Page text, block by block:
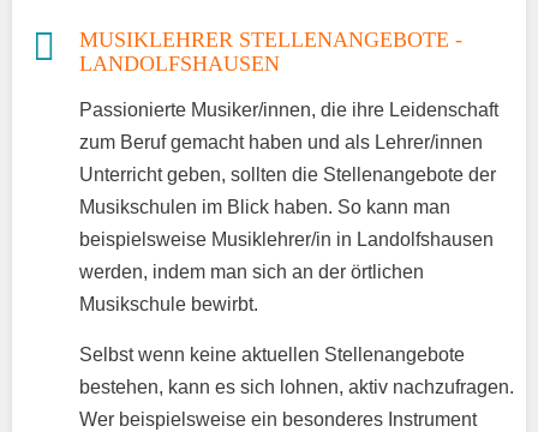
MUSIKLEHRER STELLENANGEBOTE -
LANDOLFSHAUSEN
Passionierte Musiker/innen, die ihre Leidenschaft
zum Beruf gemacht haben und als Lehrer/innen
Unterricht geben, sollten die Stellenangebote der
Musikschulen im Blick haben. So kann man
beispielsweise Musiklehrer/in in Landolfshausen
werden, indem man sich an der örtlichen
Musikschule bewirbt.
Selbst wenn keine aktuellen Stellenangebote
bestehen, kann es sich lohnen, aktiv nachzufragen.
Wer beispielsweise ein besonderes Instrument